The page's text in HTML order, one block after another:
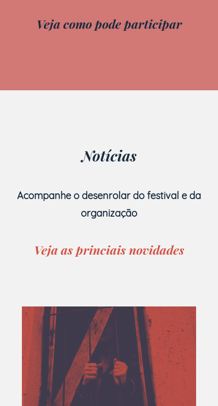
Veja como pode participar
Notícias
Acompanhe o desenrolar do festival e da
organização
Veja as princiais novidades